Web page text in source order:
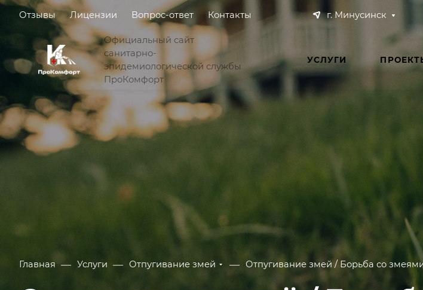
Отзывы Лицензии Вопрос-ответ Контакты г. Минусинск
Официальный сайт
санитарно-
эпидемиологической службы
ПроКомфорт
УСЛУГИ
Главная — Услуги — Отпугивание змей — Отпугивание змей / Борьба со